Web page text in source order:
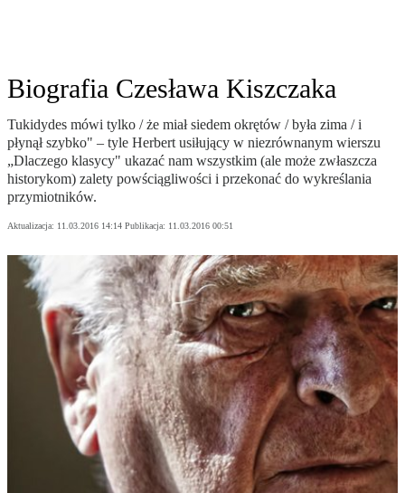
Biografia Czesława Kiszczaka
Tukidydes mówi tylko / że miał siedem okrętów / była zima / i
płynął szybko" – tyle Herbert usiłujący w niezrównanym wierszu
„Dlaczego klasycy" ukazać nam wszystkim (ale może zwłaszcza
historykom) zalety powściągliwości i przekonać do wykreślania
przymiotników.
Aktualizacja: 11.03.2016 14:14 Publikacja: 11.03.2016 00:51